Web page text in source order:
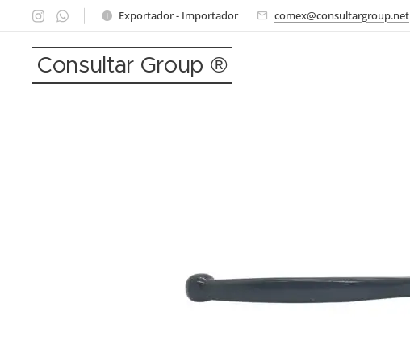
Exportador - Importador comex@consultargroup.net
Consultar Group ®